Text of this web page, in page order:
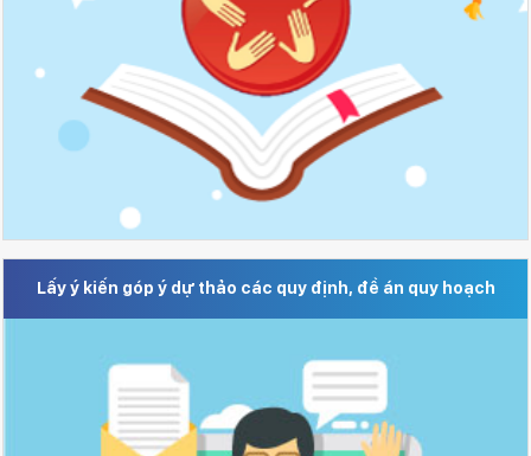
Lấy ý kiến góp ý dự thảo các quy định, đề án quy hoạch